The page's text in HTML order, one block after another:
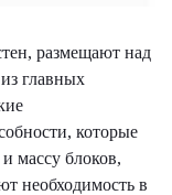
размещают над
главных
которые
массу блоков,
необходимость в